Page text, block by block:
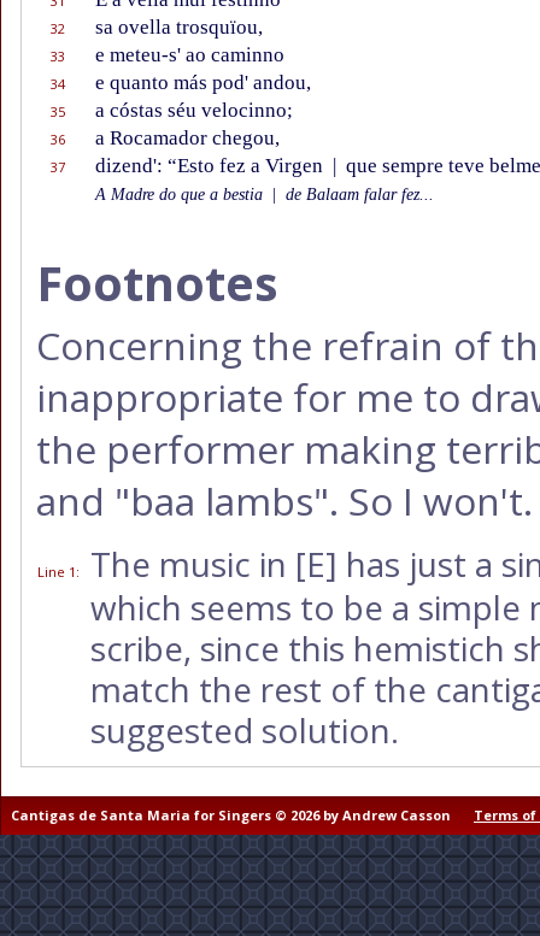
32 sa ovella trosquïou,
33 e meteu-s' ao caminno
34 e quanto más pod' andou,
35 a cóstas séu velocinno;
36 a Rocamador chegou,
37 dizend': “Esto fez a Virgen | que sempre teve
A Madre do que a bestia de Balaam falar fez...
Footnotes
Concerning the refrain of
inappropriate for me to
the performer making
and "baa lambs". So I won't.
Line 1 : The music in [E] has just a
which seems to be a
scribe, since this hemistich
match the rest of the
suggested solution.
Cantigas de Santa Maria for Singers © 2026 by Andrew Casson Terms of